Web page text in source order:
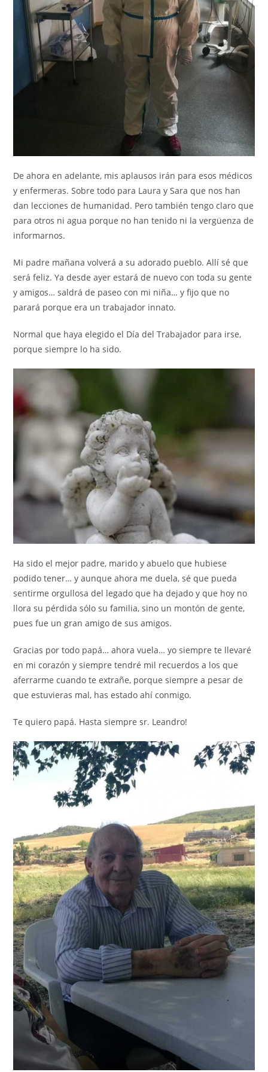
De ahora en adelante, mis aplausos irán para esos médicos
y enfermeras. Sobre todo para Laura y Sara que nos han
dan lecciones de humanidad. Pero también tengo claro que
para otros ni agua porque no han tenido ni la vergüenza de
informarnos.
Mi padre mañana volverá a su adorado pueblo. Allí sé que
será feliz. Ya desde ayer estará de nuevo con toda su gente
y amigos… saldrá de paseo con mi niña… y fijo que no
parará porque era un trabajador innato.
Normal que haya elegido el Día del Trabajador para irse,
porque siempre lo ha sido.
Ha sido el mejor padre, marido y abuelo que hubiese
podido tener… y aunque ahora me duela, sé que pueda
sentirme orgullosa del legado que ha dejado y que hoy no
llora su pérdida sólo su familia, sino un montón de gente,
pues fue un gran amigo de sus amigos.
Gracias por todo papá… ahora vuela… yo siempre te llevaré
en mi corazón y siempre tendré mil recuerdos a los que
aferrarme cuando te extrañe, porque siempre a pesar de
que estuvieras mal, has estado ahí conmigo.
Te quiero papá. Hasta siempre sr. Leandro!